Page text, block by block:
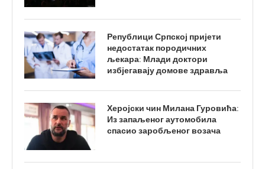
Републици Српској пријети
недостатак породичних
љекара: Млади доктори
избјегавају домове здравља
Херојски чин Милана Гуровића:
Из запаљеног аутомобила
спасио заробљеног возача